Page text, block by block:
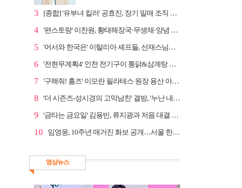
3 [종합] '유부녀 킬러' 공효진, 장기 밀매 조직 소탕…4...
4 '편스토랑' 이찬원, 황태해장국·무생채·양념 목살구이 ...
5 '어서와 한국은' 이탈리아 셰프들, 선재스님→라연 차도...
6 '전현무계획4' 인천 전기구이 통닭&삼계탕 노포 맛집 탐방
7 '구해줘! 홈즈' 이모란 필라테스 원장 용산 아파트 방...
8 '더 시즌즈-성시경의 고막남친' 결방, '누난 내게 여자...
9 '금타는 금요일' 김용빈, 류지광과 저음 대결 승리
10 임영웅, 10주년 매거진 화보 공개…서울 한복판 대형 현...
영상뉴스